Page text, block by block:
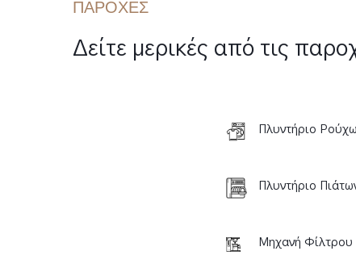
ΠΑΡΟΧΕΣ
Δείτε μερικές από τις
Πλυντήριο
Πλυντήριο
Μηχανή Φίλτρου